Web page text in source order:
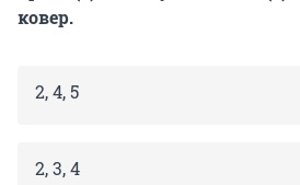
ковер.
2, 4, 5
2, 3, 4